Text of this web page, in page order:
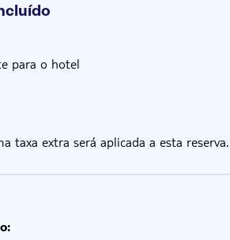
para o hotel
taxa extra será aplicada a esta reserva.